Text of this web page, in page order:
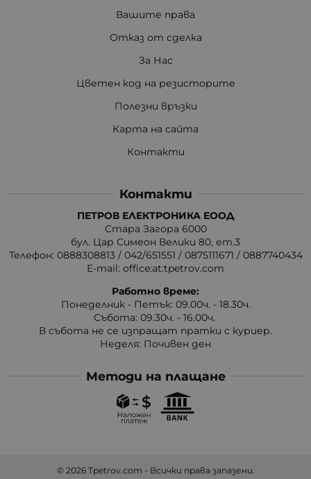
Вашите права
Отказ от сделка
За Нас
Цветен код на резисторите
Полезни връзки
Карта на сайта
Контакти
Контакти
ПЕТРОВ ЕЛЕКТРОНИКА ЕООД
Стара Загора 6000
бул. Цар Симеон Велики 80, ет.3
Телефон: 0888308813 / 042/651551 / 0875111671 / 0887740434
E-mail: office:at:tpetrov.com
Работно време:
Понеделник - Петък: 09.00ч. - 18.30ч.
Събота: 09.30ч. - 16.00ч.
В събота не се изпращат пратки с куриер.
Неделя: Почивен ден
Методи на плащане
© 2026 Tpetrov.com - Всички права запазени.